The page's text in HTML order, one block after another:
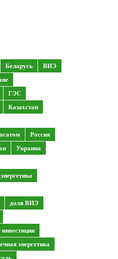
Беларусь
ВИЭ
ГЭС
Казахстан
Россия
Украина
доля ВИЭ
энергетика